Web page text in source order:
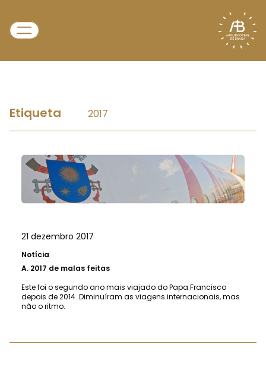
Etiqueta 2017
21 dezembro 2017
Notícia
A. 2017 de malas feitas
Este foi o segundo ano mais viajado do Papa Francisco
depois de 2014. Diminuíram as viagens internacionais, mas
não o ritmo.